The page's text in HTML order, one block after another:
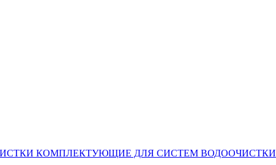
КОМПЛЕКТУЮЩИЕ ДЛЯ СИСТЕМ ВОДООЧИСТКИ